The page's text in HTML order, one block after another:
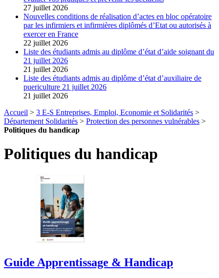
27 juillet 2026
Nouvelles conditions de réalisation d’actes en bloc opératoire
par les infirmiers et infirmières diplômés d’Etat ou autorisés à
exercer en France
22 juillet 2026
Liste des étudiants admis au diplôme d’état d’aide soignant du
21 juillet 2026
21 juillet 2026
Liste des étudiants admis au diplôme d’état d’auxiliaire de
puericulture 21 juillet 2026
21 juillet 2026
Accueil > 3 E-S Entreprises, Emploi, Economie et Solidarités >
Département Solidarités > Protection des personnes vulnérables >
Politiques du handicap
Politiques du handicap
Guide Apprentissage & Handicap